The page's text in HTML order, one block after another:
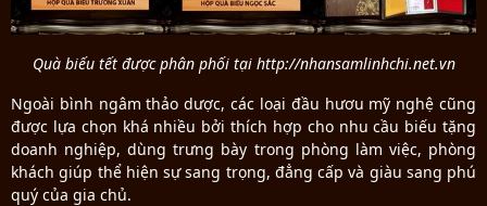
Quà biếu tết được phân phối tại http://nhansamlinhchi.net.vn
Ngoài bình ngâm thảo dược, các loại đầu hươu mỹ nghệ cũng
được lựa chọn khá nhiều bởi thích hợp cho nhu cầu biếu tặng
doanh nghiệp, dùng trưng bày trong phòng làm việc, phòng
khách giúp thể hiện sự sang trọng, đẳng cấp và giàu sang phú
quý của gia chủ.